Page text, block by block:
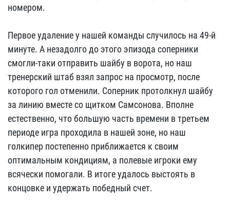
номером.
Первое удаление у нашей команды случилось на 49-й
минуте. А незадолго до этого эпизода соперники
смогли-таки отправить шайбу в ворота, но наш
тренерский штаб взял запрос на просмотр, после
которого гол отменили. Соперник протолкнул шайбу
за линию вместе со щитком Самсонова. Вполне
естественно, что большую часть времени в третьем
периоде игра проходила в нашей зоне, но наш
голкипер постепенно приближается к своим
оптимальным кондициям, а полевые игроки ему
всячески помогали. В итоге удалось выстоять в
концовке и удержать победный счет.